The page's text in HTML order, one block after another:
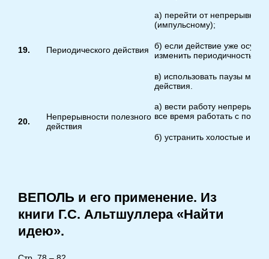
19. Периодического действия
а) перейти от
(импульсному);
б) если действие уже
изменить периодичность;
в) использовать паузы
действия.
20.
Непрерывности полезного
действия
а) вести работу
все время работать с
б) устранить холостые и
ВЕПОЛЬ и его применение. Из
книги Г.С. Альтшуллера «Найти
идею».